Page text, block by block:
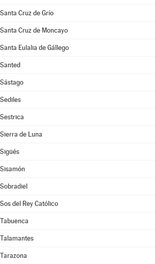
Santa Cruz de Grío
Santa Cruz de Moncayo
Santa Eulalia de Gállego
Santed
Sástago
Sediles
Sestrica
Sierra de Luna
Sigüés
Sisamón
Sobradiel
Sos del Rey Católico
Tabuenca
Talamantes
Tarazona